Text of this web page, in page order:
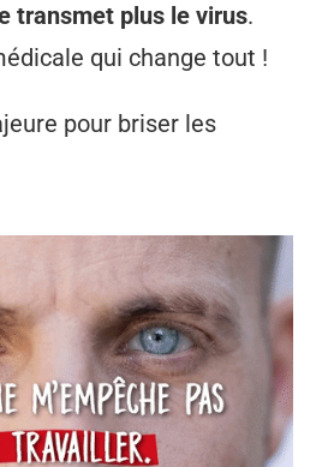
transmet plus le virus.
qui change tout !
pour briser les